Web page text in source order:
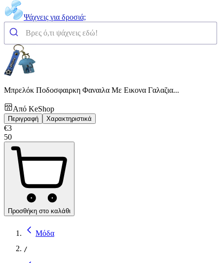
Ψάχνεις για δροσιά;
Μπρελόκ Ποδοσφαιρκη Φαναιλα Με Εικονα Γαλαζια...
Από KeShop
Περιγραφή Χαρακτηριστικά
€3
50
Προσθήκη στο καλάθι
Μόδα
/